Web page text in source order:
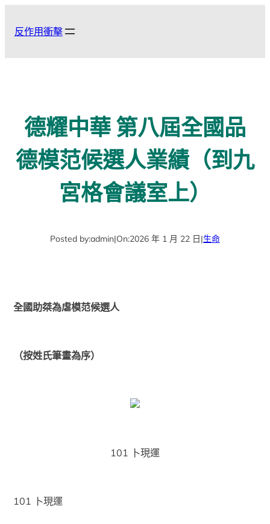
反作用衝擊
德耀中華 第八屆全國品
德模范候選人業績（到九
宮格會議室上）
Posted by:admin|On:2026 年 1 月 22 日|生命
全國助桀為虐模范候選人
（按姓氏筆畫為序）
101 卜現運
101 卜現運